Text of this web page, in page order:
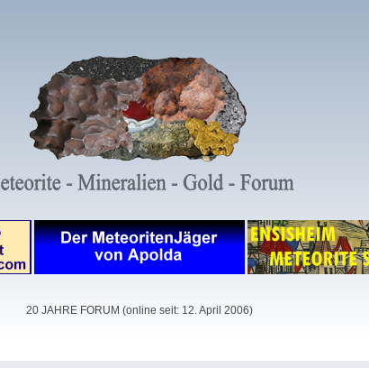
20 JAHRE FORUM (online seit: 12. April 2006)